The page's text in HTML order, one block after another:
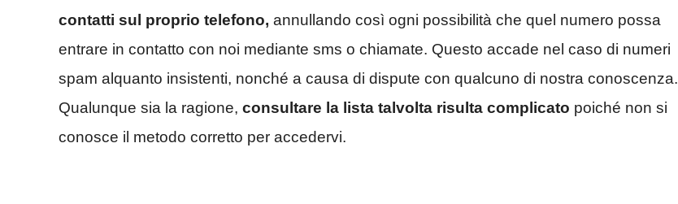
contatti sul proprio telefono, annullando così ogni possibilità che quel numero possa
entrare in contatto con noi mediante sms o chiamate. Questo accade nel caso di numeri
spam alquanto insistenti, nonché a causa di dispute con qualcuno di nostra conoscenza.
Qualunque sia la ragione, consultare la lista talvolta risulta complicato poiché non si
conosce il metodo corretto per accedervi.